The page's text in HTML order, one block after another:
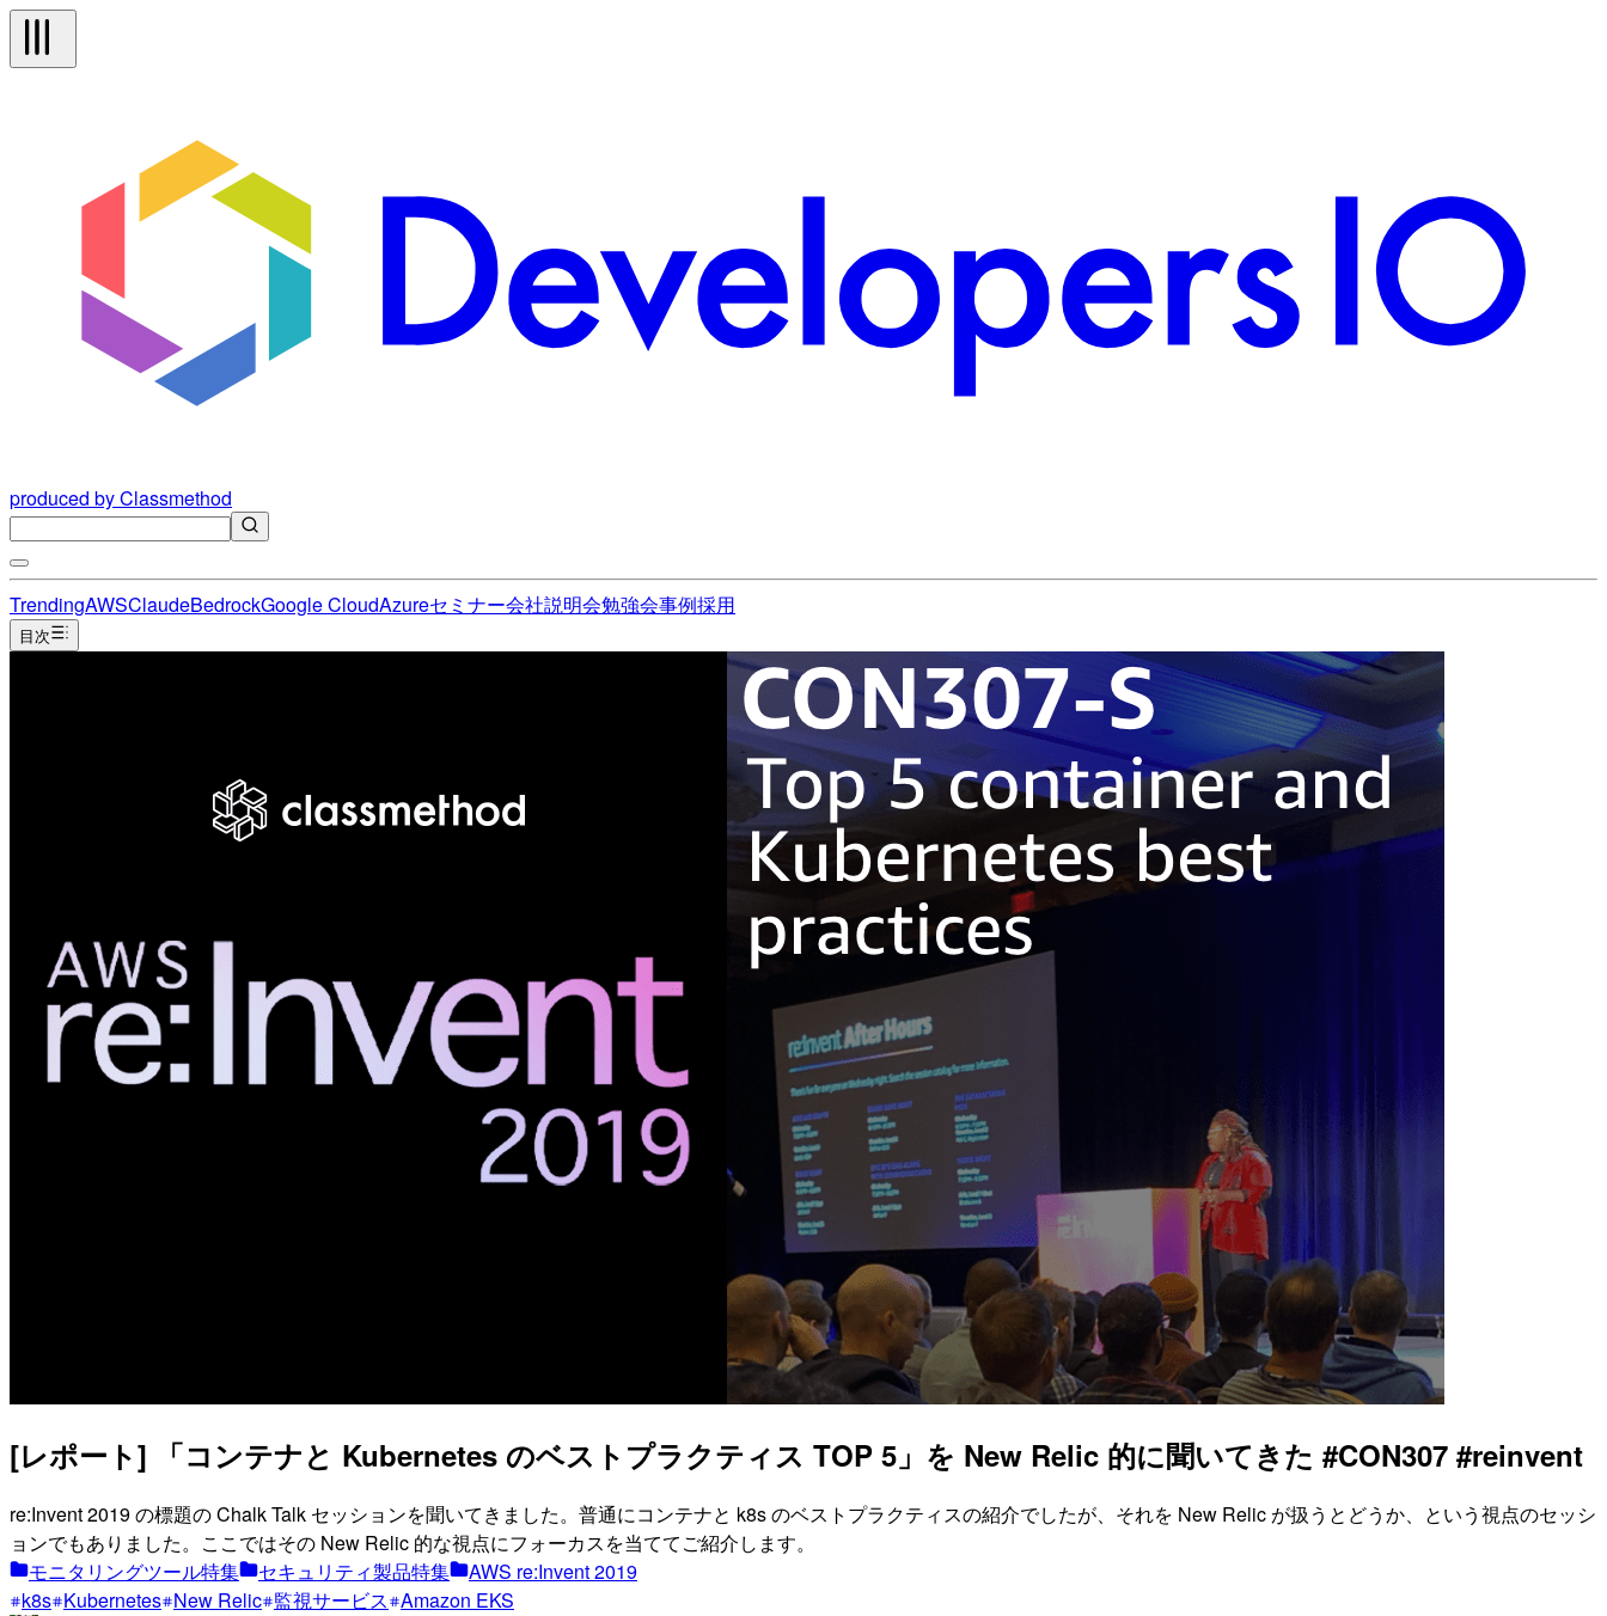
produced by Classmethod
TrendingAWSClaudeBedrockGoogle CloudAzureセミナー会社説明会勉強会事例採用
目次
[レポート] 「コンテナと Kubernetes のベストプラクティス TOP 5」を New Relic 的に聞いてきた #CON307 #reinvent
re:Invent 2019 の標題の Chalk Talk セッションを聞いてきました。普通にコンテナと k8s のベストプラクティスの紹介でしたが、それを New Relic が扱うとどうか、という視点のセッシ
ョンでもありました。ここではその New Relic 的な視点にフォーカスを当ててご紹介します。
モニタリングツール特集
セキュリティ製品特集
AWS re:Invent 2019
k8s Kubernetes New Relic 監視サービス Amazon EKS